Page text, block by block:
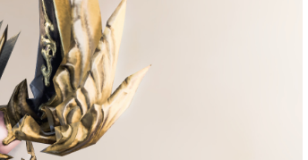
スカート
ミニスカート
ロングスカート